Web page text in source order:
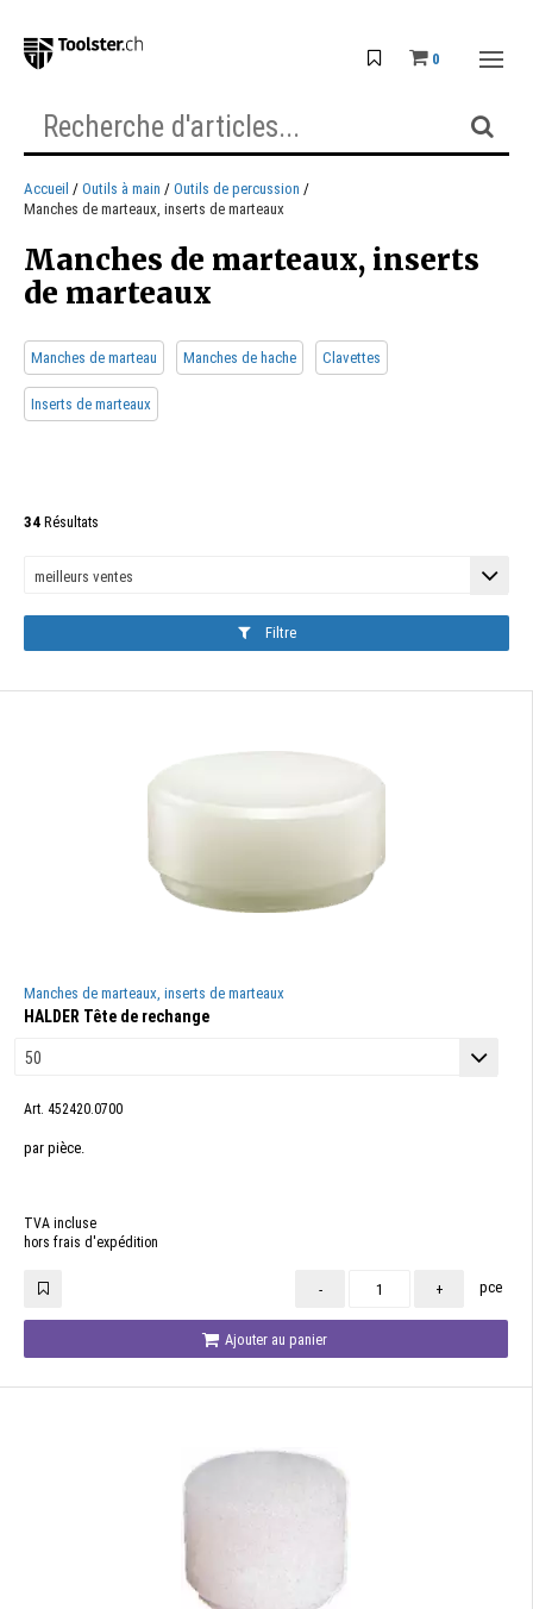
0
Accueil Outils à main
Outils de percussion
Manches de marteaux, inserts de marteaux
Manches de marteaux, inserts
de marteaux
Manches de marteau Manches de hache Clavettes
Inserts de marteaux
34 Résultats
Filtre
Manches de marteaux, inserts de marteaux
HALDER Tête de rechange
Art. 452420.0700
par pièce.
TVA incluse
hors frais d'expédition
- + pce
Ajouter au panier